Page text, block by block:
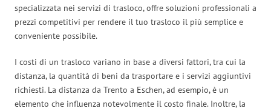
specializzata nei servizi di trasloco, offre soluzioni professionali a
prezzi competitivi per rendere il tuo trasloco il più semplice e
conveniente possibile.
I costi di un trasloco variano in base a diversi fattori, tra cui la
distanza, la quantità di beni da trasportare e i servizi aggiuntivi
richiesti. La distanza da Trento a Eschen, ad esempio, è un
elemento che influenza notevolmente il costo finale. Inoltre, la